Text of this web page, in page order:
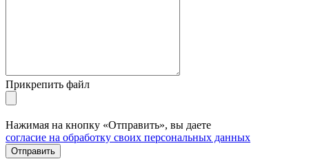
Прикрепить файл
Нажимая на кнопку «Отправить», вы даете
согласие на обработку своих персональных данных
Отправить